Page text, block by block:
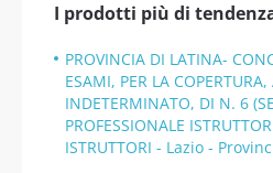
I prodotti più di
PROVINCIA DI LATINA-
ESAMI, PER LA
INDETERMINATO, DI N. 6
PROFESSIONALE
ISTRUTTORI - Lazio -